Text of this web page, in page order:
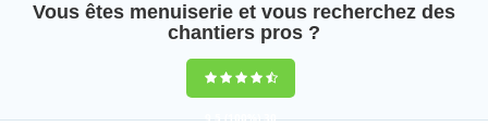
Vous êtes menuiserie et vous recherchez des
chantiers pros ?
9,5(100%)30